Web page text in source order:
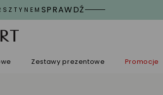
SPRAWDŹ
Zestawy prezentowe Promocje